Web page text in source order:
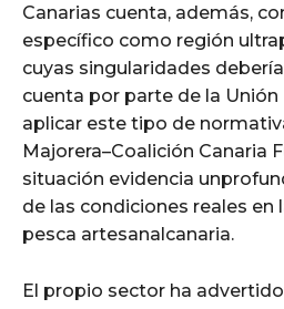
Canarias cuenta, además,
específico como región
cuyas singularidades
cuenta por parte de la Unión
aplicar este tipo de
Majorera–Coalición Canaria
situación evidencia
de las condiciones reales en
pesca artesanalcanaria.
El propio sector ha